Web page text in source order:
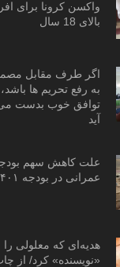
واکسن کرونا برای
بالای 18 سال
اگر طرف مقابل
به رفع تحریم ها باشد،
توافق خوب بدست
آید
علت کاهش سهم
عمرانی در بودجه ۱۴۰۱
هدیه‌ای که معلولی را
«نویسنده» کرد/ از